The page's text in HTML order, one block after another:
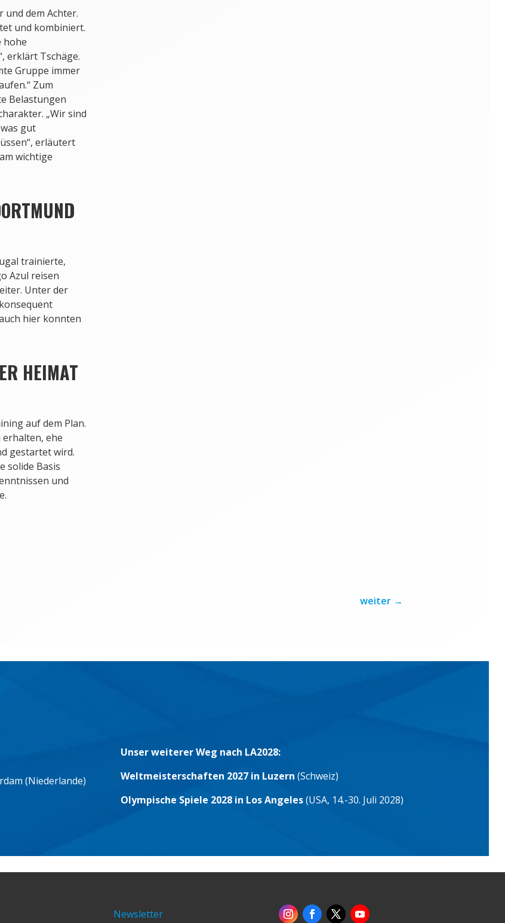
und dem Achter.
und kombiniert.
hohe
erklärt Tschäge.
Gruppe immer
Zum
Belastungen
„Wir sind
gut
erläutert
wichtige
trainierte,
Azul reisen
Unter der
hier konnten
HEIMAT
auf dem Plan.
ehe
gestartet wird.
solide Basis
und
weiter →
(Niederlande)
Unser weiterer Weg nach LA2028:
Weltmeisterschaften 2027 in Luzern (Schweiz)
Olympische Spiele 2028 in Los Angeles(USA, 14.-30. Juli 2028)
Newsletter